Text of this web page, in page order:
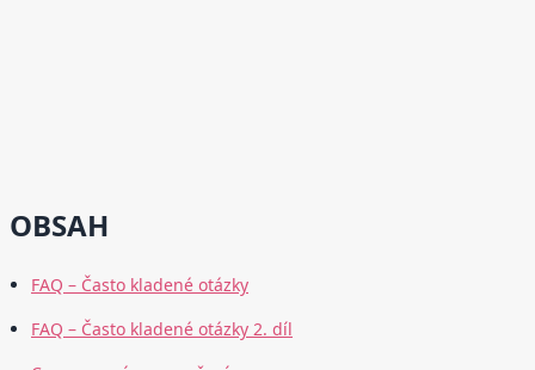
OBSAH
FAQ – Často kladené otázky
FAQ – Často kladené otázky 2. díl